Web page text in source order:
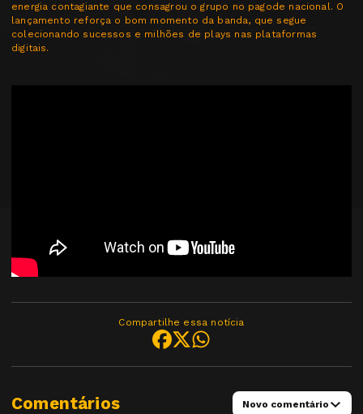
energia contagiante que consagrou o grupo no pagode nacional. O
lançamento reforça o bom momento da banda, que segue
colecionando sucessos e milhões de plays nas plataformas
digitais.
Compartilhe essa notícia
Comentários Novo comentário